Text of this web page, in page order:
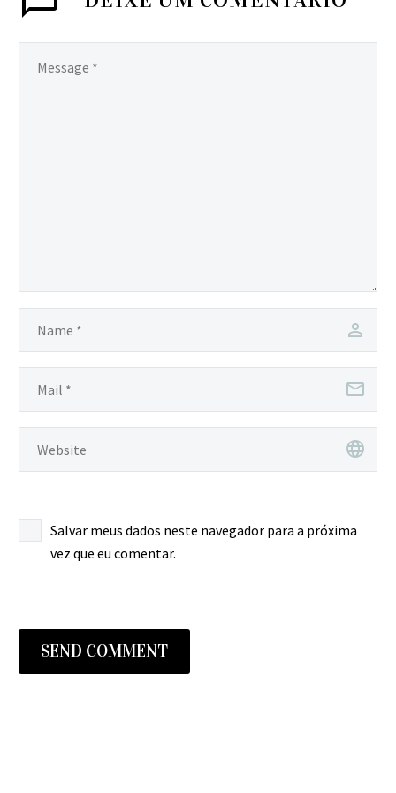
Salvar meus dados neste navegador para a próxima
vez que eu comentar.
SEND COMMENT